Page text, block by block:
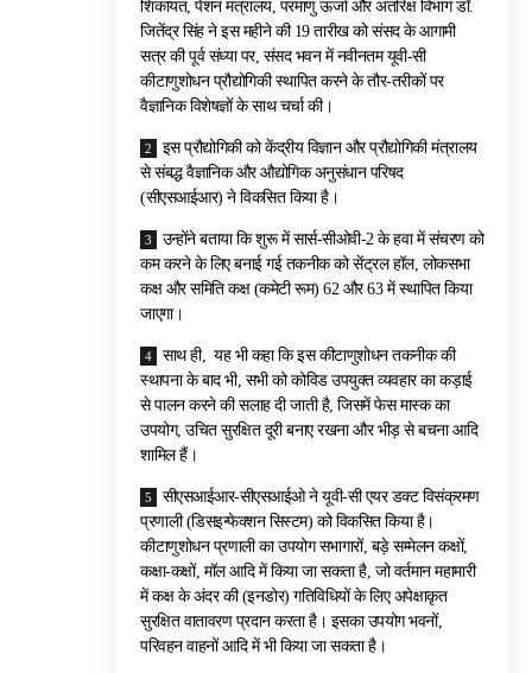
शिकायत, पेंशन मंत्रालय, परमाणु ऊर्जा और अंतरिक्ष विभाग डॉ.
जितेंद्र सिंह ने इस महीने की 19 तारीख को संसद के आगामी
सत्र की पूर्व संध्या पर, संसद भवन में नवीनतम यूवी-सी
कीटाणुशोधन प्रौद्योगिकी स्थापित करने के तौर-तरीकों पर
वैज्ञानिक विशेषज्ञों के साथ चर्चा की।
इस प्रौद्योगिकी को केंद्रीय विज्ञान और प्रौद्योगिकी मंत्रालय
से संबद्ध वैज्ञानिक और औद्योगिक अनुसंधान परिषद
(सीएसआईआर) ने विकसित किया है।
उन्होंने बताया कि शुरू में सार्स-सीओवी-2 के हवा में संचरण को
कम करने के लिए बनाई गई तकनीक को सेंट्रल हॉल, लोकसभा
कक्ष और समिति कक्ष (कमेटी रूम) 62 और 63 में स्थापित किया
जाएगा।
साथ ही, यह भी कहा कि इस कीटाणुशोधन तकनीक की
स्थापना के बाद भी, सभी को कोविड उपयुक्त व्यवहार का कड़ाई
से पालन करने की सलाह दी जाती है, जिसमें फेस मास्क का
उपयोग, उचित सुरक्षित दूरी बनाए रखना और भीड़ से बचना आदि
शामिल हैं।
सीएसआईआर-सीएसआईओ ने यूवी-सी एयर डक्ट विसंक्रमण
प्रणाली (डिसइन्फेक्शन सिस्टम) को विकसित किया है।
कीटाणुशोधन प्रणाली का उपयोग सभागारों, बड़े सम्मेलन कक्षों,
कक्षा-कक्षों, मॉल आदि में किया जा सकता है, जो वर्तमान महामारी
में कक्ष के अंदर की (इनडोर) गतिविधियों के लिए अपेक्षाकृत
सुरक्षित वातावरण प्रदान करता है। इसका उपयोग भवनों,
परिवहन वाहनों आदि में भी किया जा सकता है।